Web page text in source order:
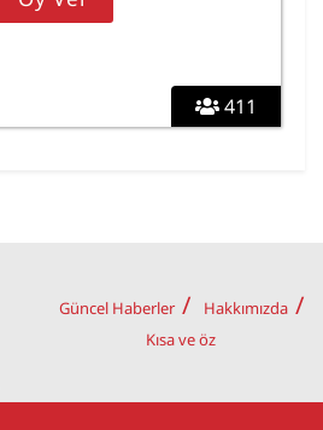
411
Güncel Haberler
Hakkımızda
Kısa ve öz